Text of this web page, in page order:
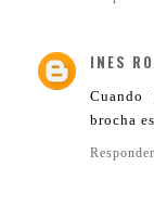
INES
brocha
Responder